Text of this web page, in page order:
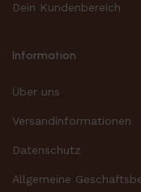
Dein Kundenbereich
Information
Über uns
Versandinformationen
Datenschutz
Allgemeine